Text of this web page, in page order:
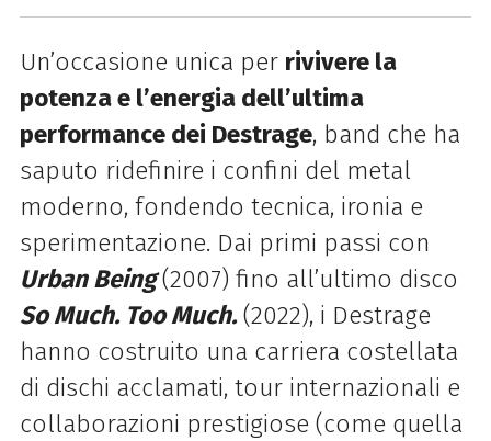
Un’occasione unica per rivivere la
potenza e l’energia dell’ultima
performance dei Destrage, band che ha
saputo ridefinire i confini del metal
moderno, fondendo tecnica, ironia e
sperimentazione. Dai primi passi con
Urban Being(2007) fino all’ultimo disco
So Much. Too Much.(2022), i Destrage
hanno costruito una carriera costellata
di dischi acclamati, tour internazionali e
collaborazioni prestigiose (come quella